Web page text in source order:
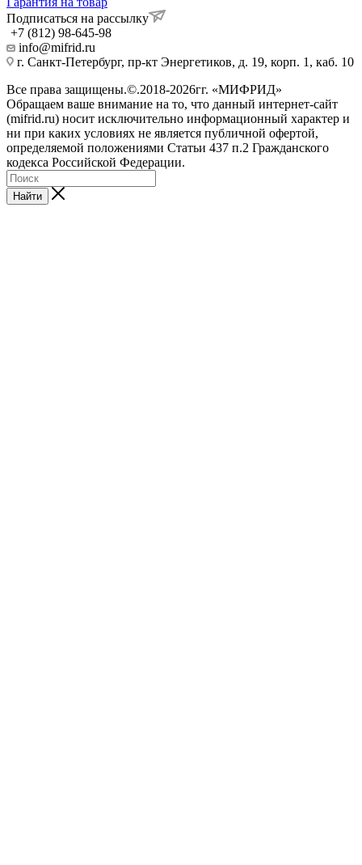
Подписаться на рассылку
+7 (812) 98-645-98
info@mifrid.ru
г. Санкт-Петербург, пр-кт Энергетиков, д. 19, корп. 1, каб. 10
Все права защищены.©.2018-2026гг. «МИФРИД»
Обращаем ваше внимание на то, что данный интернет-сайт
(mifrid.ru) носит исключительно информационный характер и
ни при каких условиях не является публичной офертой,
определяемой положениями Статьи 437 п.2 Гражданского
кодекса Российской Федерации.
Найти